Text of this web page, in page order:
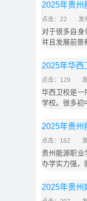
2025年贵州
点击：22 发
对于很多自身
并且发展前景
2025年华西
点击：129
华西卫校是一
学校。很多初
2025年贵州
点击：162
贵州能源职业
办学实力强，
2025年贵州